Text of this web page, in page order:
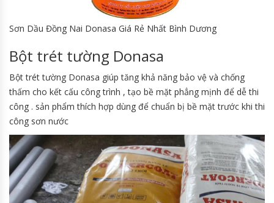
Sơn Dầu Đồng Nai Donasa Giá Rẻ Nhất Bình Dương
Bột trét tường Donasa
Bột trét tường Donasa giúp tăng khả năng bảo vệ và chống
thấm cho kết cấu công trình , tạo bề mặt phẳng mịnh để dễ thi
công . sản phẩm thích hợp dùng để chuẩn bị bề mặt trước khi thi
công sơn nước